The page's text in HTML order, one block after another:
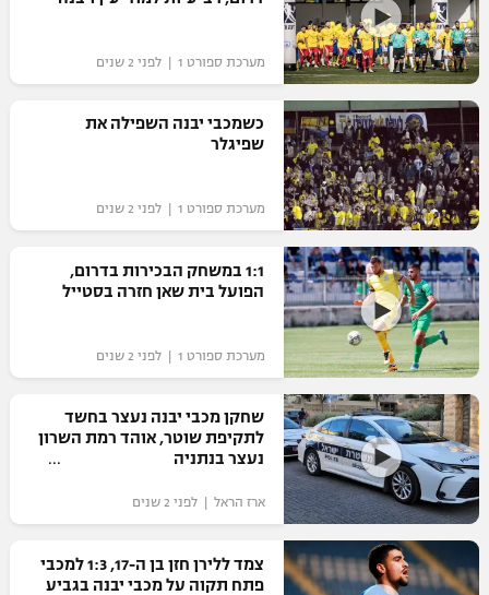
מערכת ספורט 1 | לפני 2 שנים
כשמכבי יבנה השפילה את
שפיגלר
מערכת ספורט 1 | לפני 2 שנים
1:1 במשחק הבכירות בדרום,
הפועל בית שאן חזרה בסטייל
מערכת ספורט 1 | לפני 2 שנים
שחקן מכבי יבנה נעצר בחשד
לתקיפת שוטר, אוהד רמת השרון
נעצר בנתניה
ארז הראל | לפני 2 שנים
צמד ללירן חזן בן ה-17, 1:3 למכבי
פתח תקוה על מכבי יבנה בגביע